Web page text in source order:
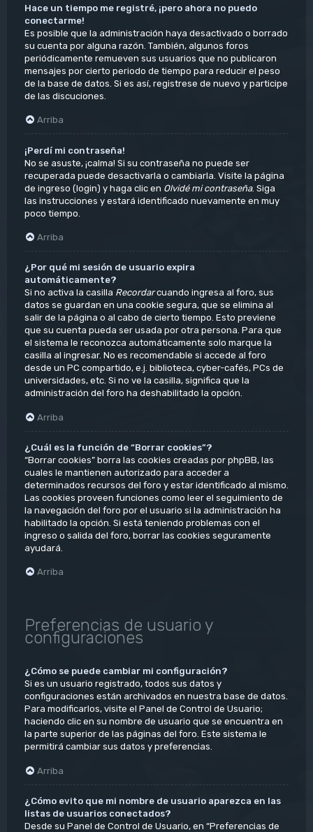
Hace un tiempo me registré, ¡pero ahora no puedo
conectarme!
Es posible que la administración haya desactivado o borrado
su cuenta por alguna razón. También, algunos foros
periódicamente remueven sus usuarios que no publicaron
mensajes por cierto periodo de tiempo para reducir el peso
de la base de datos. Si es así, registrese de nuevo y participe
de las discuciones.
Arriba
¡Perdí mi contraseña!
No se asuste, ¡calma! Si su contraseña no puede ser
recuperada puede desactivarla o cambiarla. Visite la página
de ingreso (login) y haga clic en Olvidé mi contraseña. Siga
las instrucciones y estará identificado nuevamente en muy
poco tiempo.
Arriba
¿Por qué mi sesión de usuario expira
automáticamente?
Si no activa la casilla Recordarcuando ingresa al foro, sus
datos se guardan en una cookie segura, que se elimina al
salir de la página o al cabo de cierto tiempo. Esto previene
que su cuenta pueda ser usada por otra persona. Para que
el sistema le reconozca automáticamente solo marque la
casilla al ingresar. No es recomendable si accede al foro
desde un PC compartido, e.j. biblioteca, cyber-cafés, PCs de
universidades, etc. Si no ve la casilla, significa que la
administración del foro ha deshabilitado la opción.
Arriba
¿Cuál es la función de “Borrar cookies”?
“Borrar cookies” borra las cookies creadas por phpBB, las
cuales le mantienen autorizado para acceder a
determinados recursos del foro y estar identificado al mismo.
Las cookies proveen funciones como leer el seguimiento de
la navegación del foro por el usuario si la administración ha
habilitado la opción. Si está teniendo problemas con el
ingreso o salida del foro, borrar las cookies seguramente
ayudará.
Arriba
Preferencias de usuario y
configuraciones
¿Cómo se puede cambiar mi configuración?
Si es un usuario registrado, todos sus datos y
configuraciones están archivados en nuestra base de datos.
Para modificarlos, visite el Panel de Control de Usuario;
haciendo clic en su nombre de usuario que se encuentra en
la parte superior de las páginas del foro. Este sistema le
permitirá cambiar sus datos y preferencias.
Arriba
¿Cómo evito que mi nombre de usuario aparezca en las
listas de usuarios conectados?
Desde su Panel de Control de Usuario, en “Preferencias de